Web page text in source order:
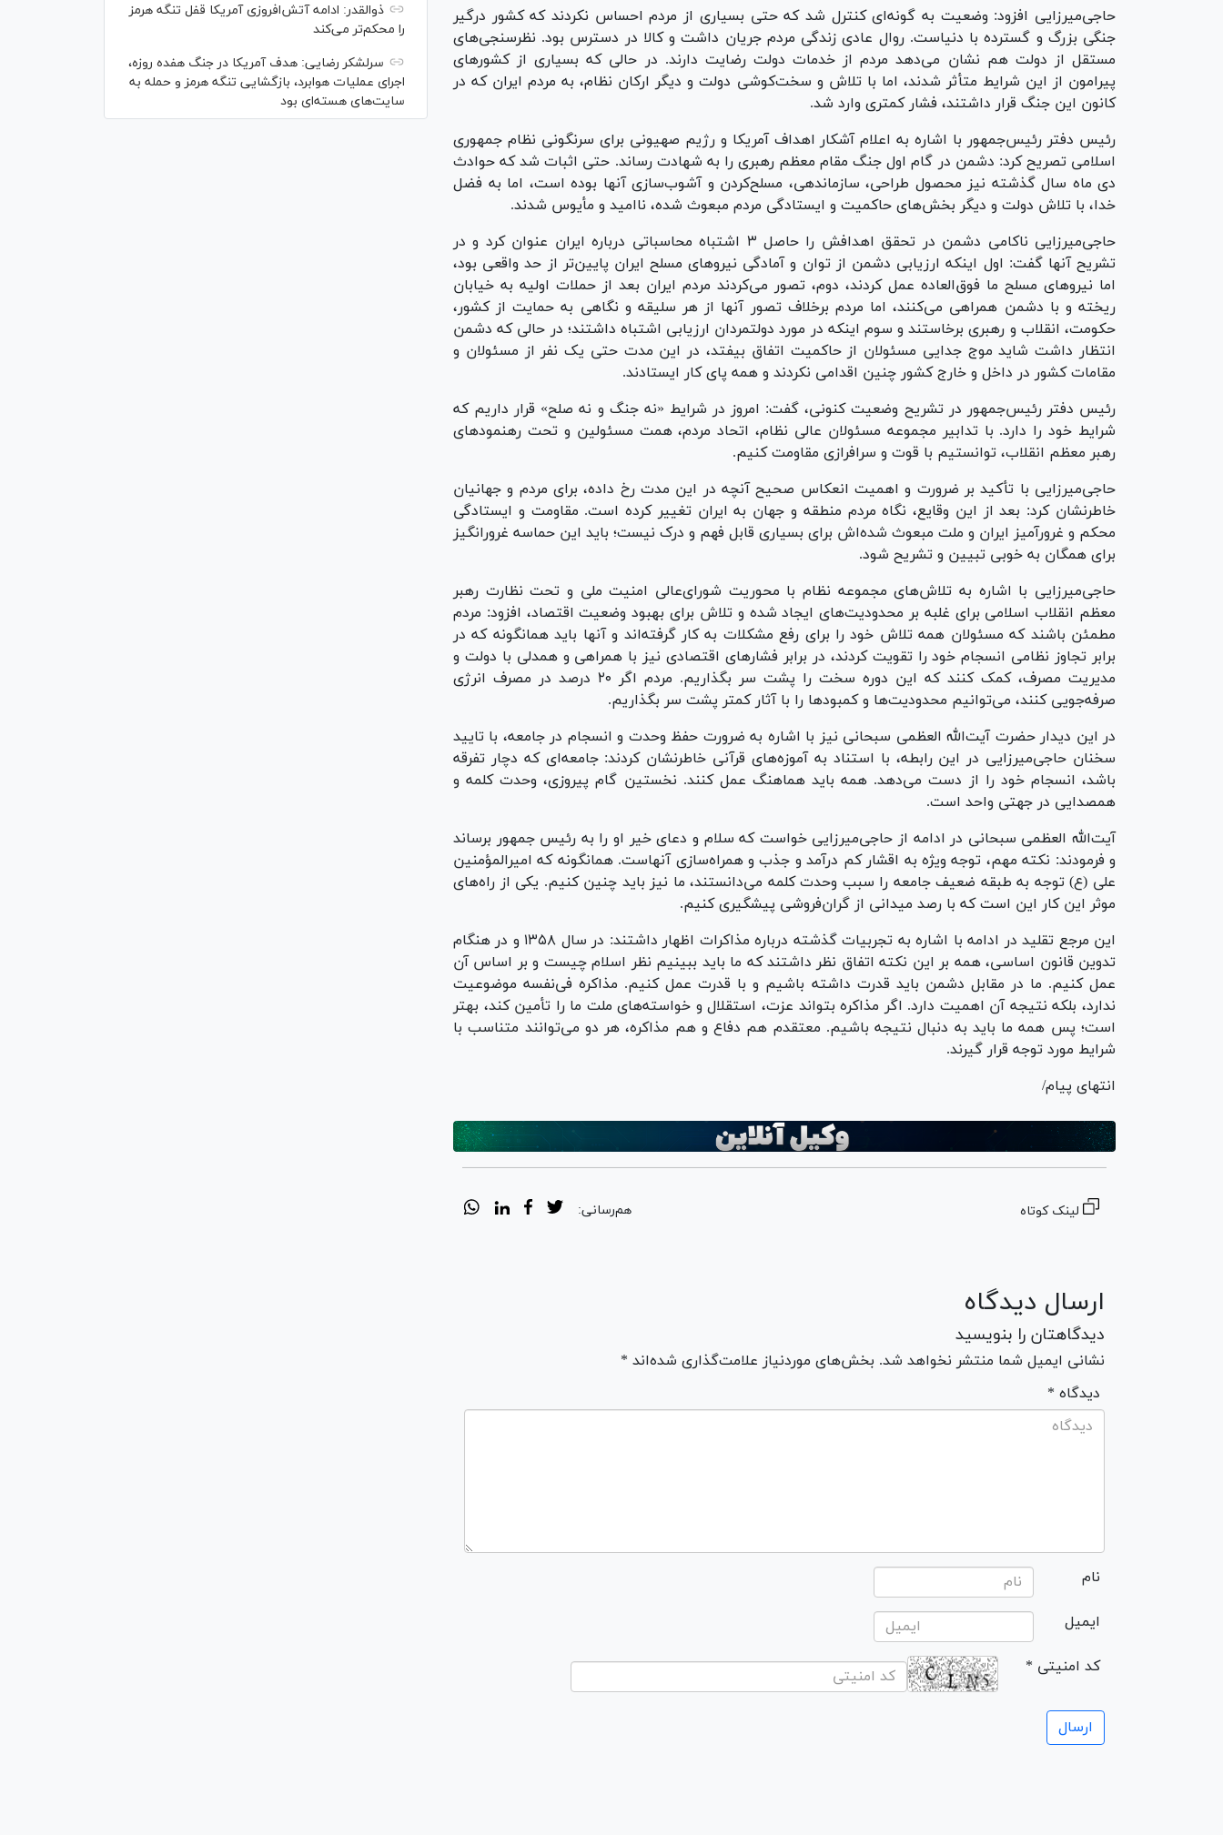
حاجی‌میرزایی افزود: وضعیت به گونه‌ای کنترل شد که حتی بسیاری از مردم احساس نکردند که کشور درگیر
جنگی بزرگ و گسترده با دنیاست. روال عادی زندگی مردم جریان داشت و کالا در دسترس بود. نظرسنجی‌های
مستقل از دولت هم نشان می‌دهد مردم از خدمات دولت رضایت دارند. در حالی که بسیاری از کشور‌های
پیرامون از این شرایط متأثر شدند، اما با تلاش و سخت‌کوشی دولت و دیگر ارکان نظام، به مردم ایران که در
کانون این جنگ قرار داشتند، فشار کمتری وارد شد.
رئیس دفتر رئیس‌جمهور با اشاره به اعلام آشکار اهداف آمریکا و رژیم صهیونی برای سرنگونی نظام جمهوری
اسلامی تصریح کرد: دشمن در گام اول جنگ مقام معظم رهبری را به شهادت رساند. حتی اثبات شد که حوادث
دی ماه سال گذشته نیز محصول طراحی، سازماندهی، مسلح‌کردن و آشوب‌سازی آنها بوده است، اما به فضل
خدا، با تلاش دولت و دیگر بخش‌های حاکمیت و ایستادگی مردم مبعوث شده، ناامید و مأیوس شدند.
حاجی‌میرزایی ناکامی دشمن در تحقق اهدافش را حاصل ۳ اشتباه محاسباتی درباره ایران عنوان کرد و در
تشریح آنها گفت: اول اینکه ارزیابی دشمن از توان و آمادگی نیرو‌های مسلح ایران پایین‌تر از حد واقعی بود،
اما نیرو‌های مسلح ما فوق‌العاده عمل کردند، دوم، تصور می‌کردند مردم ایران بعد از حملات اولیه به خیابان
ریخته و با دشمن همراهی می‌کنند، اما مردم برخلاف تصور آنها از هر سلیقه و نگاهی به حمایت از کشور،
حکومت، انقلاب و رهبری برخاستند و سوم اینکه در مورد دولتمردان ارزیابی اشتباه داشتند؛ در حالی که دشمن
انتظار داشت شاید موج جدایی مسئولان از حاکمیت اتفاق بیفتد، در این مدت حتی یک نفر از مسئولان و
مقامات کشور در داخل و خارج کشور چنین اقدامی نکردند و همه پای کار ایستادند.
رئیس دفتر رئیس‌جمهور در تشریح وضعیت کنونی، گفت: امروز در شرایط «نه جنگ و نه صلح» قرار داریم که
شرایط خود را دارد. با تدابیر مجموعه مسئولان عالی نظام، اتحاد مردم، همت مسئولین و تحت رهنمود‌های
رهبر معظم انقلاب، توانستیم با قوت و سرافرازی مقاومت کنیم.
حاجی‌میرزایی با تأکید بر ضرورت و اهمیت انعکاس صحیح آنچه در این مدت رخ داده، برای مردم و جهانیان
خاطرنشان کرد: بعد از این وقایع، نگاه مردم منطقه و جهان به ایران تغییر کرده است. مقاومت و ایستادگی
محکم و غرورآمیز ایران و ملت مبعوث شده‌اش برای بسیاری قابل فهم و درک نیست؛ باید این حماسه غرورانگیز
برای همگان به خوبی تبیین و تشریح شود.
حاجی‌میرزایی با اشاره به تلاش‌های مجموعه نظام با محوریت شورای‌عالی امنیت ملی و تحت نظارت رهبر
معظم انقلاب اسلامی برای غلبه بر محدودیت‌های ایجاد شده و تلاش برای بهبود وضعیت اقتصاد، افزود: مردم
مطمئن باشند که مسئولان همه تلاش خود را برای رفع مشکلات به کار گرفته‌اند و آنها باید همانگونه که در
برابر تجاوز نظامی انسجام خود را تقویت کردند، در برابر فشار‌های اقتصادی نیز با همراهی و همدلی با دولت و
مدیریت مصرف، کمک کنند که این دوره سخت را پشت سر بگذاریم. مردم اگر ۲۰ درصد در مصرف انرژی
صرفه‌جویی کنند، می‌توانیم محدودیت‌ها و کمبود‌ها را با آثار کمتر پشت سر بگذاریم.
در این دیدار حضرت آیت‌الله العظمی سبحانی نیز با اشاره به ضرورت حفظ وحدت و انسجام در جامعه، با تایید
سخنان حاجی‌میرزایی در این رابطه، با استناد به آموزه‌های قرآنی خاطرنشان کردند: جامعه‌ای که دچار تفرقه
باشد، انسجام خود را از دست می‌دهد. همه باید هماهنگ عمل کنند. نخستین گام پیروزی، وحدت کلمه و
همصدایی در جهتی واحد است.
آیت‌الله العظمی سبحانی در ادامه از حاجی‌میرزایی خواست که سلام و دعای خیر او را به رئیس جمهور برساند
و فرمودند: نکته مهم، توجه ویژه به اقشار کم درآمد و جذب و همراه‌سازی آنهاست. همانگونه که امیرالمؤمنین
علی (ع) توجه به طبقه ضعیف جامعه را سبب وحدت کلمه می‌دانستند، ما نیز باید چنین کنیم. یکی از راه‌های
موثر این کار این است که با رصد میدانی از گران‌فروشی پیشگیری کنیم.
این مرجع تقلید در ادامه با اشاره به تجربیات گذشته درباره مذاکرات اظهار داشتند: در سال ۱۳۵۸ و در هنگام
تدوین قانون اساسی، همه بر این نکته اتفاق نظر داشتند که ما باید ببینیم نظر اسلام چیست و بر اساس آن
عمل کنیم. ما در مقابل دشمن باید قدرت داشته باشیم و با قدرت عمل کنیم. مذاکره فی‌نفسه موضوعیت
ندارد، بلکه نتیجه آن اهمیت دارد. اگر مذاکره بتواند عزت، استقلال و خواسته‌های ملت ما را تأمین کند، بهتر
است؛ پس همه ما باید به دنبال نتیجه باشیم. معتقدم هم دفاع و هم مذاکره، هر دو می‌توانند متناسب با
شرایط مورد توجه قرار گیرند.
انتهای پیام/
لینک کوتاه هم‌رسانی:
ارسال دیدگاه
دیدگاهتان را بنویسید
نشانی ایمیل شما منتشر نخواهد شد. بخش‌های موردنیاز علامت‌گذاری شده‌اند *
* دیدگاه
نام
ایمیل
* کد امنیتی
ذوالقدر: ادامه آتش‌افروزی آمریکا قفل تنگه هرمز
را محکم‌تر می‌کند
سرلشکر رضایی: هدف آمریکا در جنگ هفده روزه،
اجرای عملیات هوابرد، بازگشایی تنگه هرمز و حمله به
سایت‌های هسته‌ای بود